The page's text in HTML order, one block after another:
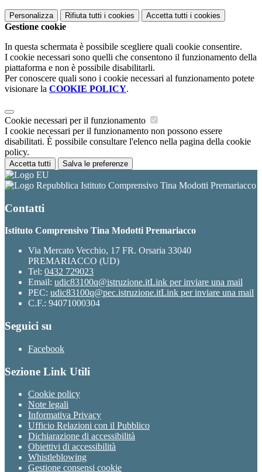
Personalizza Rifiuta tutti i cookies Accetta tutti i cookies
Gestione cookie
In questa schermata è possibile scegliere quali cookie consentire.
I cookie necessari sono quelli che consentono il funzionamento della
piattaforma e non è possibile disabilitarli.
Per conoscere quali sono i cookie necessari al funzionamento potete
visionare la COOKIE POLICY.
Cookie necessari per il funzionamento
I cookie necessari per il funzionamento non possono essere
disabilitati. È possibile consultare l'elenco nella pagina della cookie
policy.
Accetta tutti Salva le preferenze
Istituto Comprensivo Tina Modotti Premariacco
Contatti
Istituto Comprensivo Tina Modotti Premariacco
Via Mercato Vecchio, 17 FR. Orsaria 33040
PREMARIACCO (UD)
Tel: 0432 729023
Email: udic83100q@istruzione.itLink per inviare una mail
PEC: udic83100q@pec.istruzione.itLink per inviare una mail
C.F.: 94071000304
Seguici su
Facebook
Sezione Link Utili
Cookie policy
Note legali
Informativa Privacy
Ufficio Relazioni con il Pubblico
Dichiarazione di accessibilità
Obiettivi di accessibilità
Whistleblowing
Gestione consensi cookie